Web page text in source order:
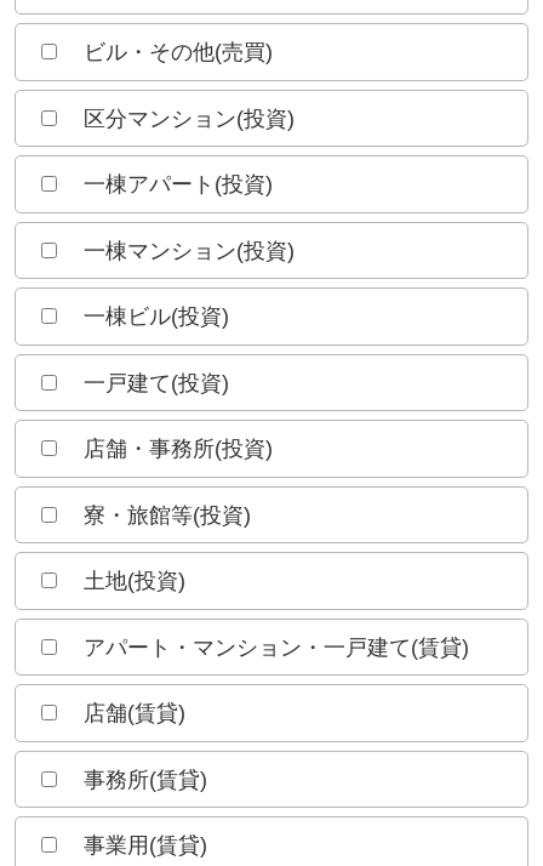
ビル・その他(売買)
区分マンション(投資)
一棟アパート(投資)
一棟マンション(投資)
一棟ビル(投資)
一戸建て(投資)
店舗・事務所(投資)
寮・旅館等(投資)
土地(投資)
アパート・マンション・一戸建て(賃貸)
店舗(賃貸)
事務所(賃貸)
事業用(賃貸)